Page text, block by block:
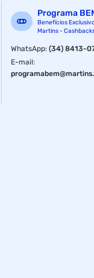
Programa
Benefícios
Martins -
WhatsApp:(34) 8413-
E-mail: